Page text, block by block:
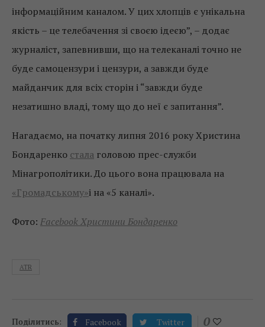
інформаційним каналом. У цих хлопців є унікальна
якість – це телебачення зі своєю ідеєю”, – додає
журналіст, запевнивши, що на телеканалі точно не
буде самоцензури і цензури, а завжди буде
майданчик для всіх сторін і “завжди буде
незатишно владі, тому що до неї є запитання”.
Нагадаємо, на початку липня 2016 року Христина
Бондаренко стала головою прес-служби
Мінагрополітики. До цього вона працювала на
«Громадському»і на «5 каналі».
Фото: Facebook Христини Бондаренко
ATR
Поділитись: Facebook Twitter 0